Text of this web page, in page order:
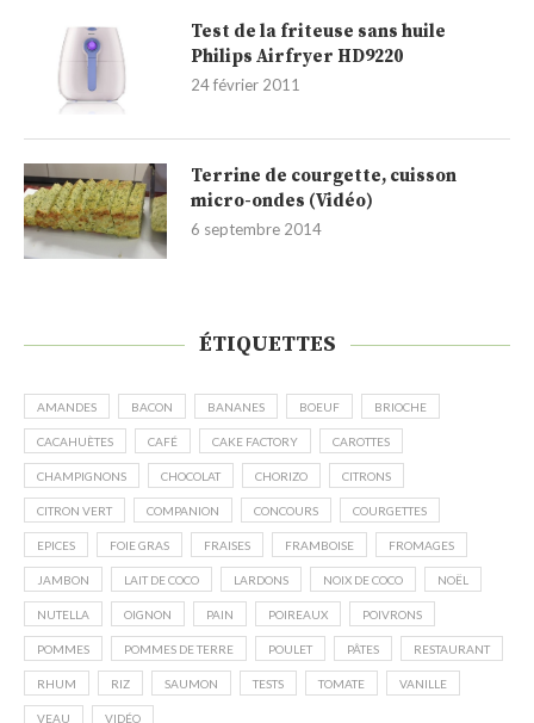
Test de la friteuse sans huile
Philips Airfryer HD9220
24 février 2011
Terrine de courgette, cuisson
micro-ondes (Vidéo)
6 septembre 2014
ÉTIQUETTES
AMANDES BACON BANANES BOEUF BRIOCHE
CACAHUÈTES CAFÉ CAKE FACTORY CAROTTES
CHAMPIGNONS CHOCOLAT CHORIZO CITRONS
CITRON VERT COMPANION CONCOURS COURGETTES
EPICES FOIE GRAS FRAISES FRAMBOISE FROMAGES
JAMBON LAIT DE COCO LARDONS NOIX DE COCO NOËL
NUTELLA OIGNON PAIN POIREAUX POIVRONS
POMMES POMMES DE TERRE POULET PÂTES RESTAURANT
RHUM RIZ SAUMON TESTS TOMATE VANILLE
VEAU VIDÉO